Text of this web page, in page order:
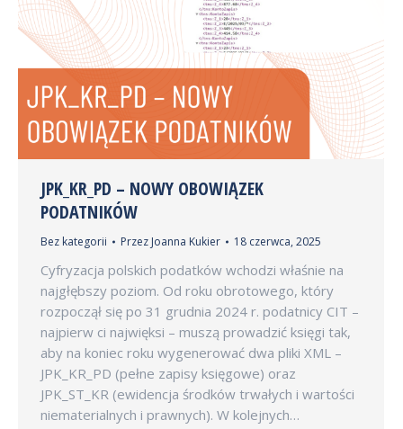
JPK_KR_PD – NOWY OBOWIĄZEK
PODATNIKÓW
Bez kategorii Przez Joanna Kukier 18 czerwca, 2025
Cyfryzacja polskich podatków wchodzi właśnie na
najgłębszy poziom. Od roku obrotowego, który
rozpoczął się po 31 grudnia 2024 r. podatnicy CIT –
najpierw ci najwięksi – muszą prowadzić księgi tak,
aby na koniec roku wygenerować dwa pliki XML –
JPK_KR_PD (pełne zapisy księgowe) oraz
JPK_ST_KR (ewidencja środków trwałych i wartości
niematerialnych i prawnych). W kolejnych…